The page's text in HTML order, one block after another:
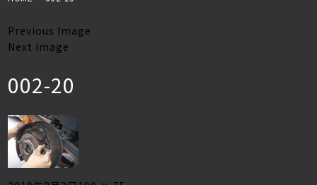
Previous Image
Next Image
002-20